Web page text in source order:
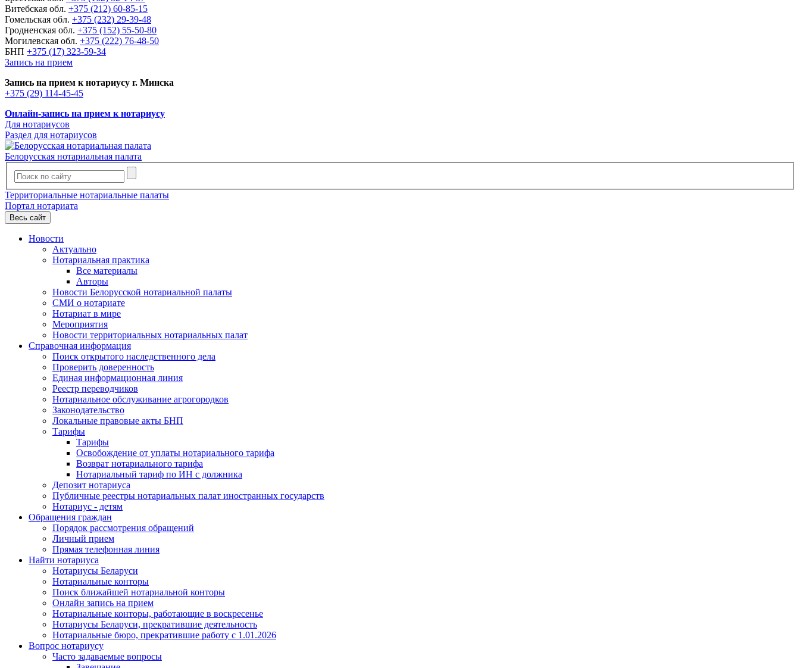
Витебская обл. +375 (212) 60-85-15
Гомельская обл. +375 (232) 29-39-48
Гродненская обл. +375 (152) 55-50-80
Могилевская обл. +375 (222) 76-48-50
БНП +375 (17) 323-59-34
Запись на прием
Запись на прием к нотариусу г. Минска
+375 (29) 114-45-45
Онлайн-запись на прием к нотариусу
Для нотариусов
Раздел для нотариусов
Белорусская нотариальная палата
Территориальные нотариальные палаты
Портал нотариата
Весь сайт
Новости
Актуально
Нотариальная практика
Все материалы
Авторы
Новости Белорусской нотариальной палаты
СМИ о нотариате
Нотариат в мире
Мероприятия
Новости территориальных нотариальных палат
Справочная информация
Поиск открытого наследственного дела
Проверить доверенность
Единая информационная линия
Реестр переводчиков
Нотариальное обслуживание агрогородков
Законодательство
Локальные правовые акты БНП
Тарифы
Тарифы
Освобождение от уплаты нотариального тарифа
Возврат нотариального тарифа
Нотариальный тариф по ИН с должника
Депозит нотариуса
Публичные реестры нотариальных палат иностранных государств
Нотариус - детям
Обращения граждан
Порядок рассмотрения обращений
Личный прием
Прямая телефонная линия
Найти нотариуса
Нотариусы Беларуси
Нотариальные конторы
Поиск ближайшей нотариальной конторы
Онлайн запись на прием
Нотариальные конторы, работающие в воскресенье
Нотариусы Беларуси, прекратившие деятельность
Нотариальные бюро, прекратившие работу с 1.01.2026
Вопрос нотариусу
Часто задаваемые вопросы